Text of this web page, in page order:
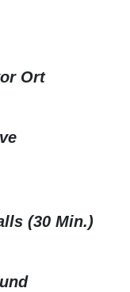
Ort
(30 Min.)